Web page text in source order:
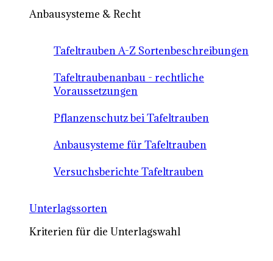
Anbausysteme & Recht
Tafeltrauben A-Z Sortenbeschreibungen
Tafeltraubenanbau - rechtliche
Voraussetzungen
Pflanzenschutz bei Tafeltrauben
Anbausysteme für Tafeltrauben
Versuchsberichte Tafeltrauben
Unterlagssorten
Kriterien für die Unterlagswahl